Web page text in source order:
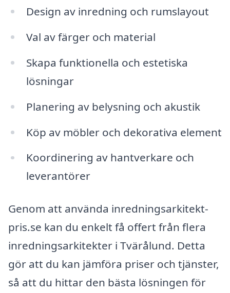
Design av inredning och rumslayout
Val av färger och material
Skapa funktionella och estetiska
lösningar
Planering av belysning och akustik
Köp av möbler och dekorativa element
Koordinering av hantverkare och
leverantörer
Genom att använda inredningsarkitekt-
pris.se kan du enkelt få offert från flera
inredningsarkitekter i Tvärålund. Detta
gör att du kan jämföra priser och tjänster,
så att du hittar den bästa lösningen för